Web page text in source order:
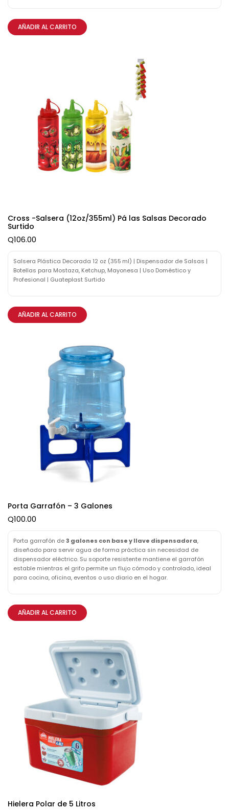
AÑADIR AL CARRITO
Cross -Salsera (12oz/355ml) Pá las Salsas Decorado
Surtido
Q106.00
Salsera Plástica Decorada 12 oz (355 ml) | Dispensador de Salsas |
Botellas para Mostaza, Ketchup, Mayonesa | Uso Doméstico y
Profesional | Guateplast Surtido
AÑADIR AL CARRITO
Porta Garrafón – 3 Galones
Q100.00
Porta garrafón de3 galones con base y llave dispensadora,
diseñado para servir agua de forma práctica sin necesidad de
dispensador eléctrico. Su soporte resistente mantiene el garrafón
estable mientras el grifo permite un flujo cómodo y controlado, ideal
para cocina, oficina, eventos o uso diario en el hogar.
AÑADIR AL CARRITO
Hielera Polar de 5 Litros